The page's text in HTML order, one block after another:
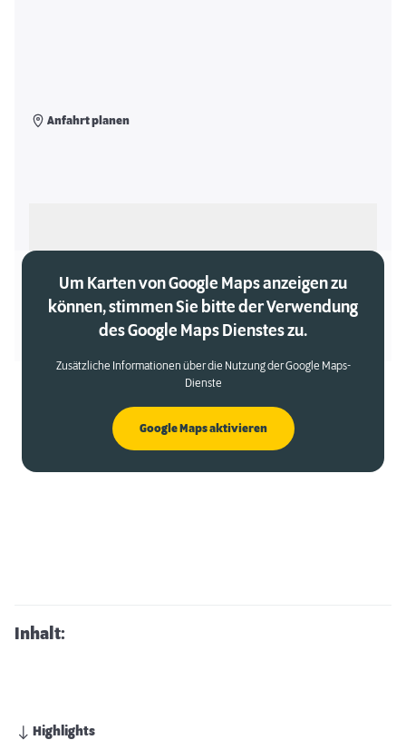
Anfahrt planen
Um Karten von Google Maps anzeigen zu
können, stimmen Sie bitte der Verwendung
des Google Maps Dienstes zu.
Zusätzliche Informationen über die Nutzung der Google Maps-
Dienste
Google Maps aktivieren
Inhalt:
Highlights